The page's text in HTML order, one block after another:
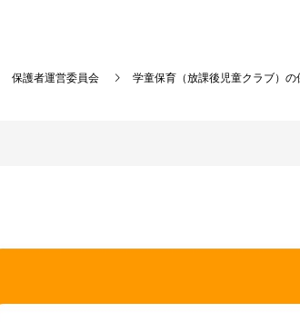
保護者運営委員会 学童保育（放課後児童クラブ）